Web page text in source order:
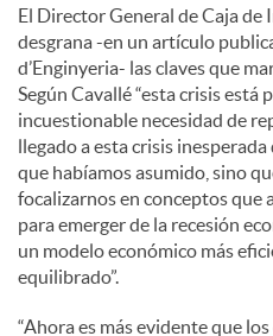
e
s
El Director General de Caja de
desgrana -en un artículo
d’Enginyeria- las claves que
Según Cavallé “esta crisis
incuestionable necesidad de
llegado a esta crisis
que habíamos asumido, sino
focalizarnos en conceptos que
para emerger de la recesión
un modelo económico más
equilibrado”.
“Ahora es más evidente que